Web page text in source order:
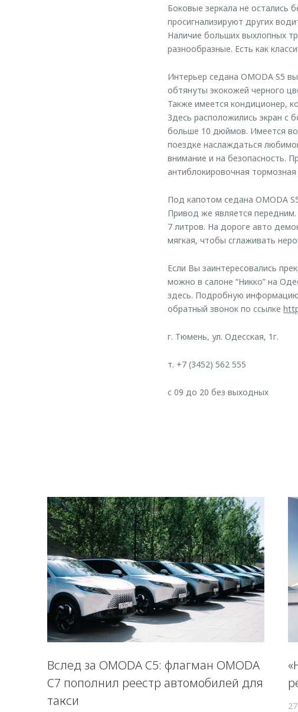
Боковые зеркала не остались
просигнализируют других
Наличие больших выхлопных
разнообразные. Есть как
Интерьер седана OMODA S5
обтянуты экокожей черного
Также имеется кондиционер,
Здесь расположились экран с
больше 10 дюймов. Имеется
поездке наслаждаться
внимание и на безопасность.
антиблокировочная
Под капотом седана OMODA
Привод же является
7 литров. На дороге авто
мягкая, чтобы сглаживать
Если Вы заинтересовались
можно в салоне “Никко” на
здесь. Подробную
обратный звонок по ссылке
г. Тюмень, ул. Одесская, 1г.
т. +7 (3452) 562 555
с 09 до 20 без выходных
Вслед за OMODA C5: флагман OMODA
C7 пополнил реестр автомобилей для
такси